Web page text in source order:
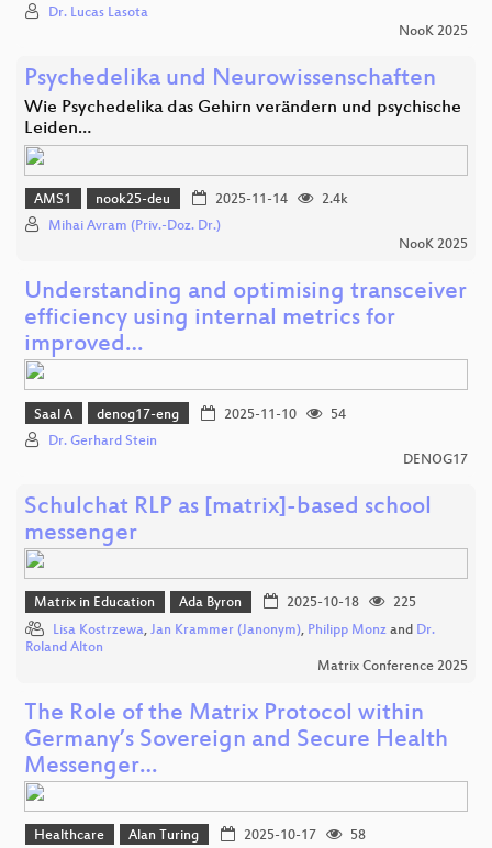
Dr. Lucas Lasota
NooK 2025
Psychedelika und Neurowissenschaften
Wie Psychedelika das Gehirn verändern und psychische
Leiden…
AMS1 nook25-deu 2025-11-14
2.4k
Mihai Avram (Priv.-Doz. Dr.)
NooK 2025
Understanding and optimising transceiver
efficiency using internal metrics for
improved…
Saal A denog17-eng 2025-11-10
54
Dr. Gerhard Stein
DENOG17
Schulchat RLP as [matrix]-based school
messenger
Matrix in Education Ada Byron 2025-10-18
225
Lisa Kostrzewa, Jan Krammer (Janonym), Philipp Monz and Dr.
Roland Alton
Matrix Conference 2025
The Role of the Matrix Protocol within
Germany’s Sovereign and Secure Health
Messenger…
Healthcare Alan Turing 2025-10-17
58